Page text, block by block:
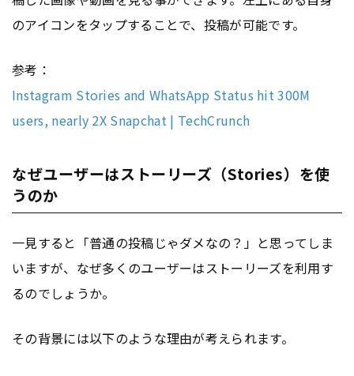
のアイコンをタップすることで、投稿が可能です。
参考：
Instagram Stories and WhatsApp Status hit 300M
users, nearly 2X Snapchat | TechCrunch
なぜユーザーはストーリーズ（Stories）を使
うのか
一見すると「普通の投稿じゃダメなの？」と思ってしま
いますが、なぜ多くのユーザーはストーリーズを利用す
るのでしょうか。
その背景には以下のような理由が考えられます。